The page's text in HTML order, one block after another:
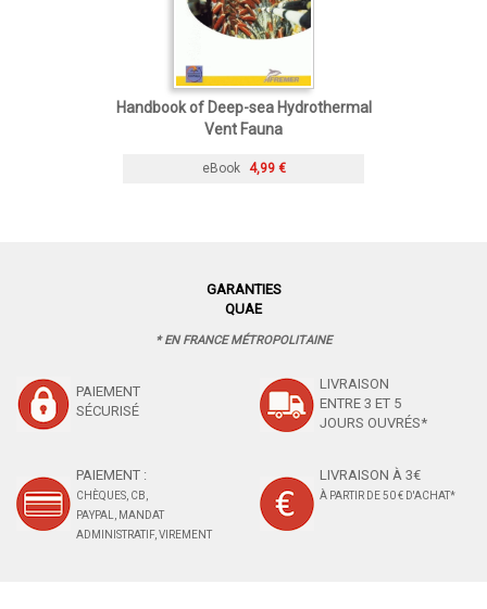
Handbook of Deep-sea Hydrothermal
Vent Fauna
eBook 4,99 €
GARANTIES
QUAE
* EN FRANCE MÉTROPOLITAINE
PAIEMENT
SÉCURISÉ
LIVRAISON
ENTRE 3 ET 5
JOURS OUVRÉS*
PAIEMENT :
CHÈQUES, CB,
PAYPAL, MANDAT
ADMINISTRATIF, VIREMENT
LIVRAISON À 3€
À PARTIR DE 50 € D'ACHAT*